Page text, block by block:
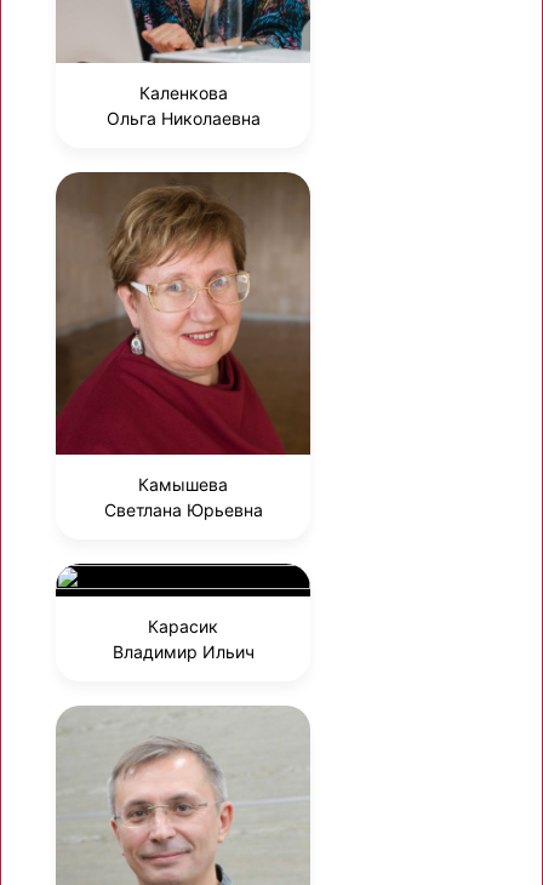
Каленкова
Ольга Николаевна
Камышева
Светлана Юрьевна
Карасик
Владимир Ильич